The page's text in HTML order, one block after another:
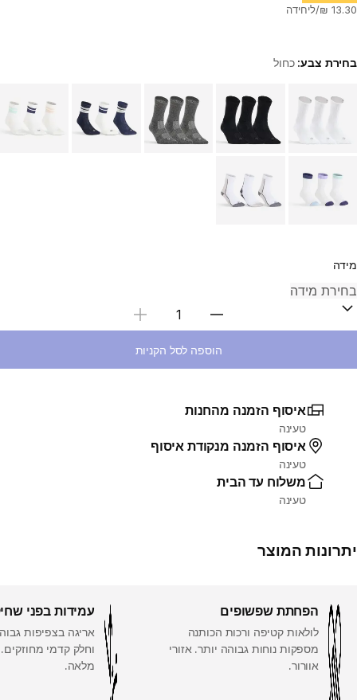
בחירת צבע:כחול
Choose a variant
מידה
בחירת כמות
הוספה לסל הקניות
איסוף הזמנה מהחנות
טעינה
איסוף הזמנה מנקודת איסוף
טעינה
משלוח עד הבית
טעינה
יתרונות המוצר
הפחתת שפשופים
לולאות קטיפה ורכות הכותנה
מספקות נוחות גבוהה יותר. אזורי
אוורור.
עמידות בפני
אריגה בצפיפות
וחלק קדמי
מלאה.